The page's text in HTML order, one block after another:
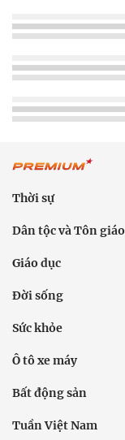
Thời sự
Dân tộc và Tôn giáo
Giáo dục
Đời sống
Sức khỏe
Ô tô xe máy
Bất động sản
Tuần Việt Nam